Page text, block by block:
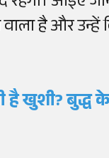
है और उन्हें
है खुशी? बुद्ध